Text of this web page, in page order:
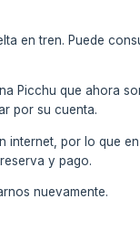
en tren. Puede
Picchu que ahora
por su cuenta.
internet, por lo que
y pago.
nuevamente.